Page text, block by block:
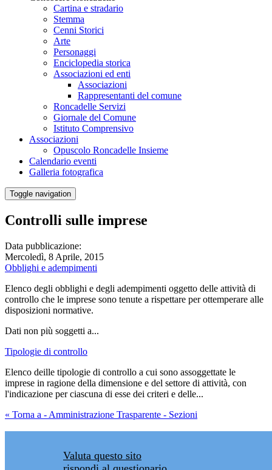
Cartina e stradario
Stemma
Cenni Storici
Arte
Personaggi
Enciclopedia storica
Associazioni ed enti
Associazioni
Rappresentanti del comune
Roncadelle Servizi
Giornale del Comune
Istituto Comprensivo
Associazioni
Opuscolo Roncadelle Insieme
Calendario eventi
Galleria fotografica
Toggle navigation
Controlli sulle imprese
Data pubblicazione:
Mercoledì, 8 Aprile, 2015
Obblighi e adempimenti
Elenco degli obblighi e degli adempimenti oggetto delle attività di
controllo che le imprese sono tenute a rispettare per ottemperare alle
disposizioni normative.
Dati non più soggetti a...
Tipologie di controllo
Elenco deille tipologie di controllo a cui sono assoggettate le
imprese in ragione della dimensione e del settore di attività, con
l'indicazione per ciascuna di esse dei criteri e delle...
« Torna a - Amministrazione Trasparente - Sezioni
Valuta questo sito